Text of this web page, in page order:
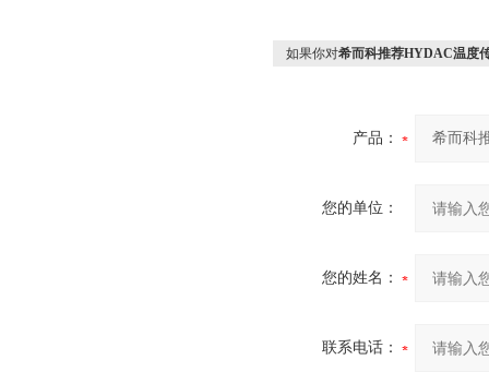
如果你对希而科推荐HYDAC温度
产品：
您的单位：
您的姓名：
联系电话：